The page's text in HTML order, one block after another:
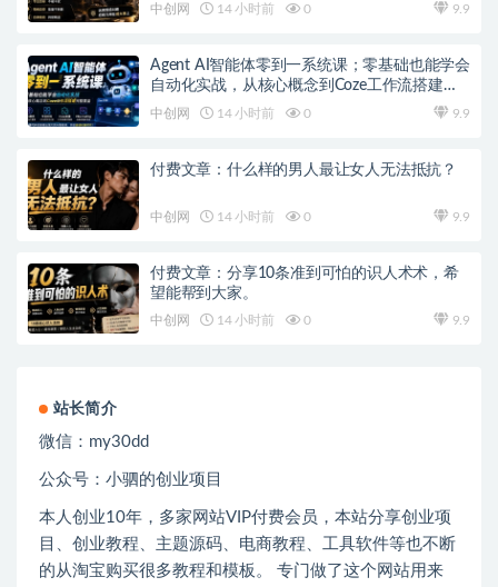
中创网 14 小时前 0 9.9
Agent AI智能体零到一系统课；零基础也能学会
自动化实战，从核心概念到Coze工作流搭建完
整覆盖
中创网 14 小时前 0 9.9
付费文章：什么样的男人最让女人无法抵抗？
中创网 14 小时前 0 9.9
付费文章：分享10条准到可怕的识人术术，希
望能帮到大家。
中创网 14 小时前 0 9.9
站长简介
微信： my30dd
公众号：小驷的创业项目
本人创业10年，多家网站VIP付费会员，本站分享创业项
目、创业教程、主题源码、电商教程、工具软件等也不断
的从淘宝购买很多教程和模板。 专门做了这个网站用来